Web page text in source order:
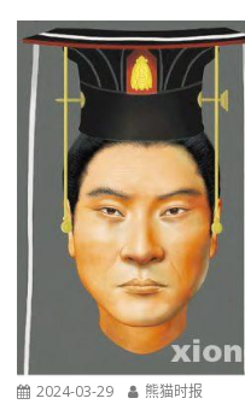
2024-03-29 熊猫时报